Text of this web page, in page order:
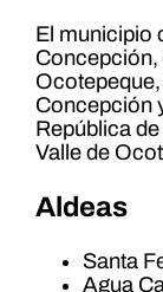
El municipio
Concepción,
Concepción
República
Valle de
Aldeas
Santa
Agua